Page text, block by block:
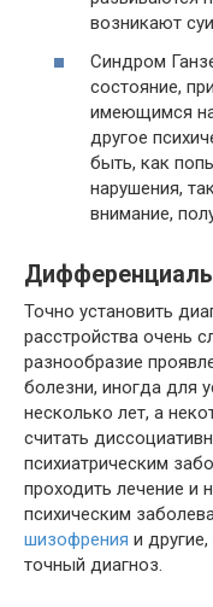
возникают
Синдром
состояние,
имеющимся
другое
быть, как
нарушения,
внимание,
Точно установить
расстройства очень
разнообразие
болезни, иногда для
несколько лет, а
считать
психиатрическим
проходить лечение и
психическим
шизофрения и
точный диагноз.